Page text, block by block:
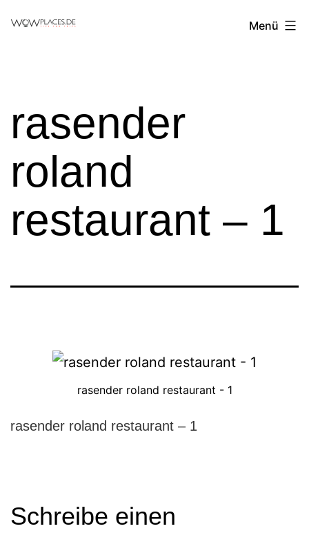
Reiseblog
Menü
rasender
roland
restaurant – 1
rasender roland restaurant - 1
rasender roland restaurant – 1
Schreibe einen